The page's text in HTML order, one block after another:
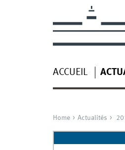
ACCUEIL
Home Actualités